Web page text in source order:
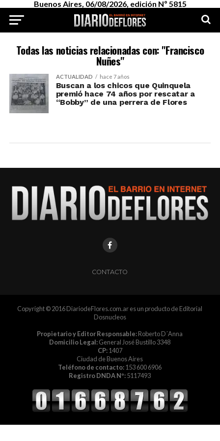
Buenos Aires, 06/08/2026, edición Nº 5815
Todas las noticias relacionadas con: "Francisco
Nuñes"
ACTUALIDAD hace 7 años
Buscan a los chicos que Quinquela
premió hace 74 años por rescatar a
“Bobby” de una perrera de Flores
CONTACTO
Copyright © 2016 DiariodeFlores.com.ar es un producto de Editorial
Dosnucleos
Propietario y Editor Responsable:Roberto D´Anna
Domicilio Legal:General José Bustillo 3348
CP:1407
Ciudad de Buenos Aires
Teléfono de contacto:153 600 6906
Registro DNDA Nº:5117493